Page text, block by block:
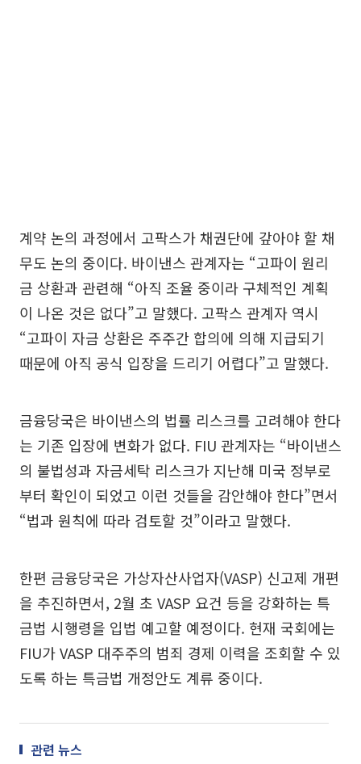
계약 논의 과정에서 고팍스가 채권단에 갚아야 할 채
무도 논의 중이다. 바이낸스 관계자는 “고파이 원리
금 상환과 관련해 “아직 조율 중이라 구체적인 계획
이 나온 것은 없다”고 말했다. 고팍스 관계자 역시
“고파이 자금 상환은 주주간 합의에 의해 지급되기
때문에 아직 공식 입장을 드리기 어렵다”고 말했다.
금융당국은 바이낸스의 법률 리스크를 고려해야 한다
는 기존 입장에 변화가 없다. FIU 관계자는 “바이낸스
의 불법성과 자금세탁 리스크가 지난해 미국 정부로
부터 확인이 되었고 이런 것들을 감안해야 한다”면서
“법과 원칙에 따라 검토할 것”이라고 말했다.
한편 금융당국은 가상자산사업자(VASP) 신고제 개편
을 추진하면서, 2월 초 VASP 요건 등을 강화하는 특
금법 시행령을 입법 예고할 예정이다. 현재 국회에는
FIU가 VASP 대주주의 범죄 경제 이력을 조회할 수 있
도록 하는 특금법 개정안도 계류 중이다.
관련 뉴스